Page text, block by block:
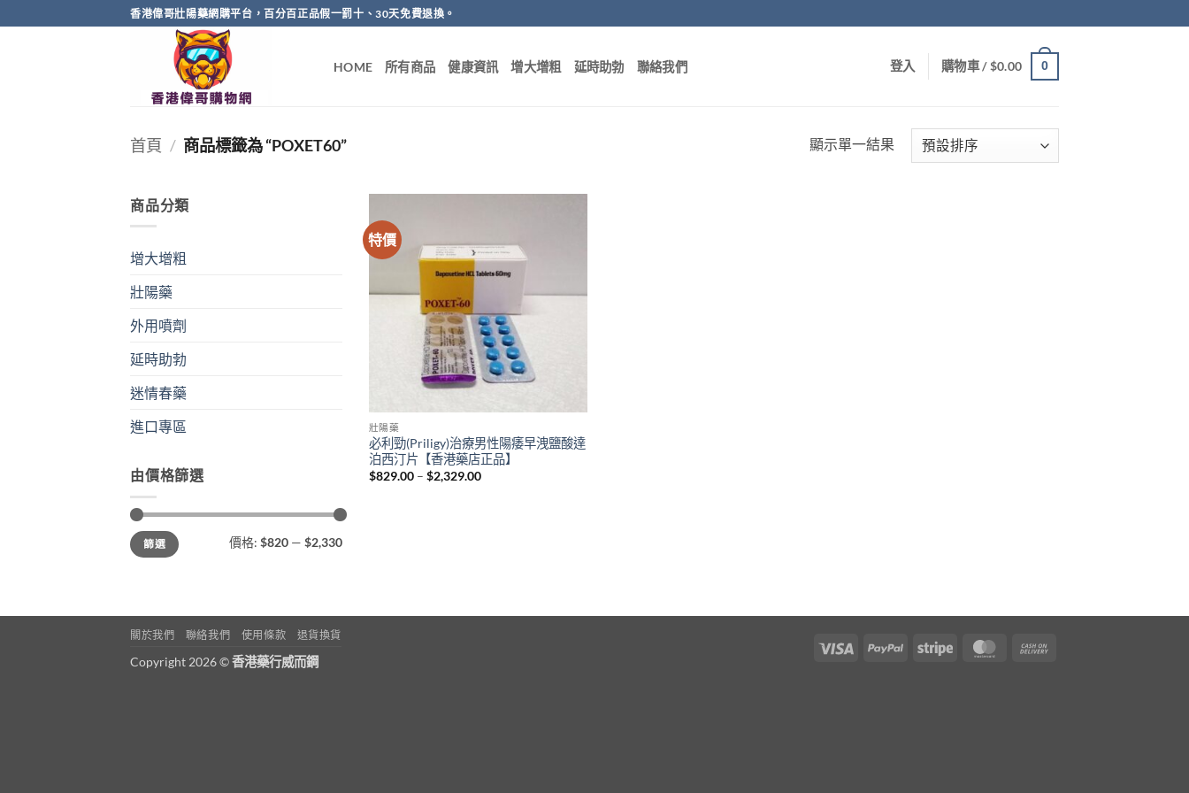
to
香港偉哥壯陽藥網購平台，百分百正品假一罰十、30天免費退換。
HOME 所有商品 健康資訊 增大增粗 延時助勃 聯絡我們 登入 購物車 /$0.00 0
首頁 / 商品標籤為 “POXET60” 顯示單一結果
商品分類
增大增粗
壯陽藥
外用噴劑
延時助勃
迷情春藥
進口專區
由價格篩選
最
低
價
最
高
價
篩選 價格: $820 — $2,330
特價
壯陽藥
必利勁(Priligy)治療男性陽痿早洩鹽酸達
泊西汀片【香港藥店正品】
$829.00 – $2,329.00Price
Visa PayPal Stripe MasterCard
關於我們 聯絡我們 使用條款 退貨換貨
Copyright 2026 ©香港藥行威而鋼